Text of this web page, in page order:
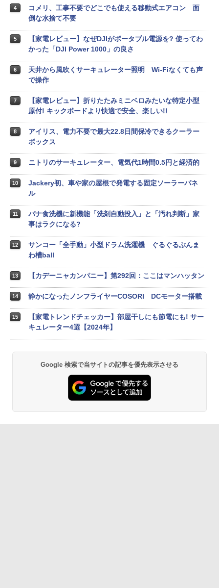
4
コメリ、工事不要でどこでも使える移動式エアコン 面
倒な水捨て不要
5
【家電レビュー】なぜDJIがポータブル電源を? 使ってわ
かった「DJI Power 1000」の良さ
6
天井から風吹くサーキュレーター照明 Wi-Fiなくても声
で操作
7
【家電レビュー】折りたたみミニベロみたいな特定小型
原付! キックボードより快適で安全、楽しい!!
8
アイリス、電力不要で最大22.8日間保冷できるクーラー
ボックス
9 ニトリのサーキュレーター、電気代1時間0.5円と経済的
10
Jackery初、車や家の屋根で発電する固定ソーラーパネ
ル
11
パナ食洗機に新機能「洗剤自動投入」と「汚れ判断」家
事はラクになる?
12
サンコー「全手動」小型ドラム洗濯機 ぐるぐるぶんま
わ槽ball
13 【カデーニャカンパニー】第292回：ここはマンハッタン
14 静かになったノンフライヤーCOSORI DCモーター搭載
15
【家電トレンドチェッカー】部屋干しにも節電にも! サー
キュレーター4選【2024年】
Google 検索で当サイトの記事を優先表示させる